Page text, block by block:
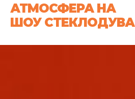
АТМОСФЕРА НА
ШОУ СТЕКЛОДУВА